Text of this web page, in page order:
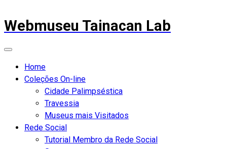
Webmuseu Tainacan Lab
Home
Coleções On-line
Cidade Palimpséstica
Travessia
Museus mais Visitados
Rede Social
Tutorial Membro da Rede Social